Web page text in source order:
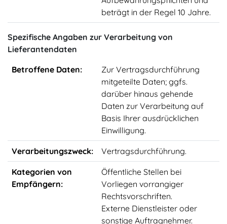
beträgt in der Regel 10 Jahre.
Spezifische Angaben zur Verarbeitung von
Lieferantendaten
Betroffene Daten:
Zur Vertragsdurchführung
mitgeteilte Daten; ggfs.
darüber hinaus gehende
Daten zur Verarbeitung auf
Basis Ihrer ausdrücklichen
Einwilligung.
Verarbeitungszweck: Vertragsdurchführung.
Kategorien von
Empfängern:
Öffentliche Stellen bei
Vorliegen vorrangiger
Rechtsvorschriften.
Externe Dienstleister oder
sonstige Auftragnehmer.